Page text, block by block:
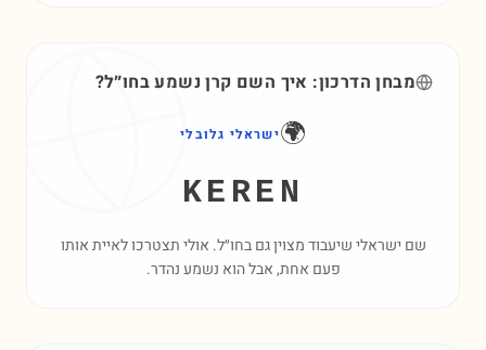
מבחן הדרכון: איך השם קרןנשמע בחו״ל?
🌍ישראלי גלובלי
KEREN
שם ישראלי שיעבוד מצוין גם בחו״ל. אולי תצטרכו לאיית אותו
פעם אחת, אבל הוא נשמע נהדר.